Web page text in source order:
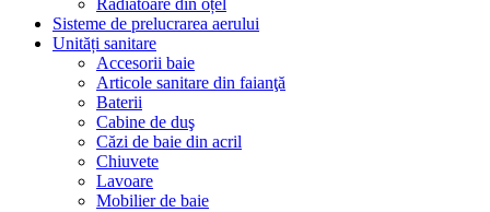
Radiatoare din oțel
Sisteme de prelucrarea aerului
Unități sanitare
Accesorii baie
Articole sanitare din faianţă
Baterii
Cabine de duş
Căzi de baie din acril
Chiuvete
Lavoare
Mobilier de baie